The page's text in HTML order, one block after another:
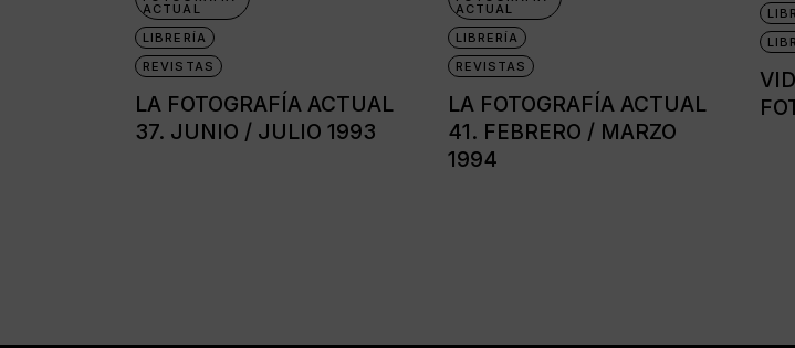
ACTUAL
LIBRERÍA
REVISTAS
LA FOTOGRAFÍA ACTUAL
37. JUNIO / JULIO 1993
ACTUAL
LIBRERÍA
REVISTAS
LA FOTOGRAFÍA ACTUAL
41. FEBRERO / MARZO
1994